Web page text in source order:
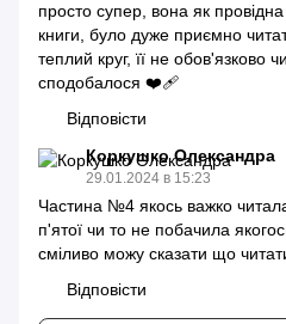
просто супер, вона як
книги, було дуже приємно
теплий круг, її не обов'язково
сподобалося ❤️‍🩹
Відповісти
Коркушко Олександра
29.01.2024 в 15:23
Частина №4 якось важко
п'ятої чи то не побачила
сміливо можу сказати що
Відповісти